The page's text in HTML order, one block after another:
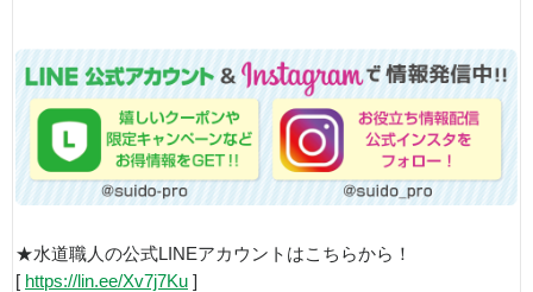
★水道職人の公式LINEアカウントはこちらから！
[ https://lin.ee/Xv7j7Ku ]